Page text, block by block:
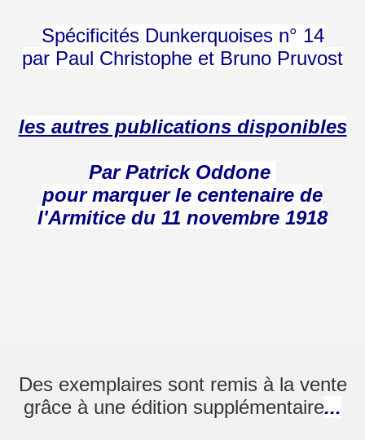
Spécificités Dunkerquoises n° 14
par Paul Christophe et Bruno Pruvost
les autres publications disponibles
Par Patrick Oddone
pour marquer le centenaire de
l'Armitice du 11 novembre 1918
Des exemplaires sont remis à la vente
grâce à une édition supplémentaire...